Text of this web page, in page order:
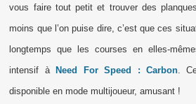
vous faire tout petit et trouver des
moins que l’on puise dire, c’est que ces
longtemps que les courses en elles-
intensif à
Need For Speed : Carbon.
disponible en mode multijoueur, amusant !